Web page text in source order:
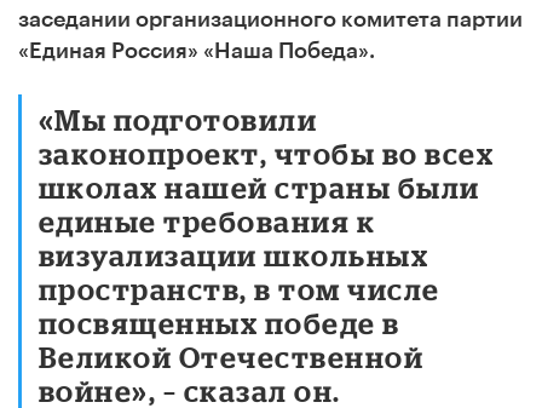
заседании организационного комитета партии
«Единая Россия» «Наша Победа».
«Мы подготовили
законопроект, чтобы во всех
школах нашей страны были
единые требования к
визуализации школьных
пространств, в том числе
посвященных победе в
Великой Отечественной
войне», – сказал он.